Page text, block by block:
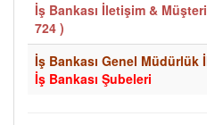
İş Bankası İletişim &
724 )
İş Bankası Genel Müdürlük
İş Bankası Şubeleri